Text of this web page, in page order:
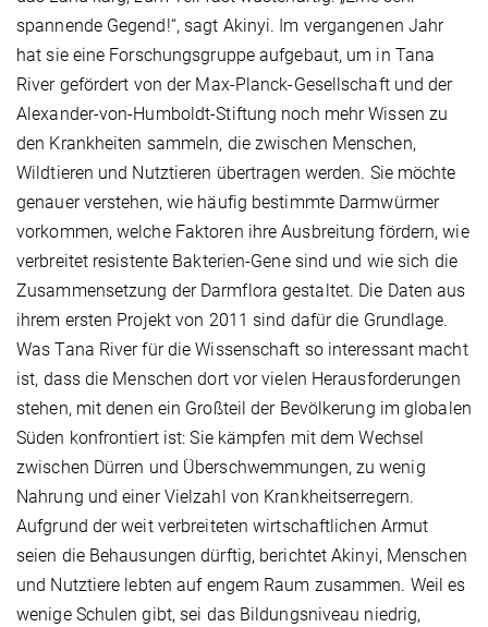
spannende Gegend!“, sagt Akinyi. Im vergangenen Jahr
hat sie eine Forschungsgruppe aufgebaut, um in Tana
River gefördert von der Max-Planck-Gesellschaft und der
Alexander-von-Humboldt-Stiftung noch mehr Wissen zu
den Krankheiten sammeln, die zwischen Menschen,
Wildtieren und Nutztieren übertragen werden. Sie möchte
genauer verstehen, wie häufig bestimmte Darmwürmer
vorkommen, welche Faktoren ihre Ausbreitung fördern, wie
verbreitet resistente Bakterien-Gene sind und wie sich die
Zusammensetzung der Darmflora gestaltet. Die Daten aus
ihrem ersten Projekt von 2011 sind dafür die Grundlage.
Was Tana River für die Wissenschaft so interessant macht
ist, dass die Menschen dort vor vielen Herausforderungen
stehen, mit denen ein Großteil der Bevölkerung im globalen
Süden konfrontiert ist: Sie kämpfen mit dem Wechsel
zwischen Dürren und Überschwemmungen, zu wenig
Nahrung und einer Vielzahl von Krankheitserregern.
Aufgrund der weit verbreiteten wirtschaftlichen Armut
seien die Behausungen dürftig, berichtet Akinyi, Menschen
und Nutztiere lebten auf engem Raum zusammen. Weil es
wenige Schulen gibt, sei das Bildungsniveau niedrig,